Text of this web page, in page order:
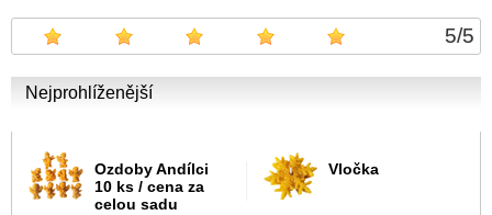
5/5
Nejprohlíženější
Ozdoby Andílci
10 ks / cena za
celou sadu
Vločka